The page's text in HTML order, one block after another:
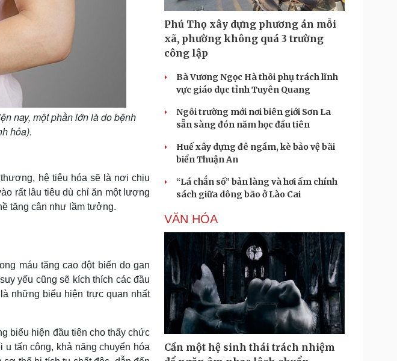
nay, một phần lớn là do bệnh
hỏa).
hệ tiêu hóa sẽ là nơi chịu
rất lâu tiêu dù chỉ ăn một lượng
tăng cân như lầm tưởng.
máu tăng cao đột biến do gan
yếu cũng sẽ kích thích các đầu
những biểu hiện trực quan nhất
biểu hiện đầu tiên cho thấy chức
tấn công, khả năng chuyển hóa
Phú Thọ xây dựng phương án mỗi
xã, phường không quá 3 trường
công lập
Bà Vương Ngọc Hà thôi phụ trách lĩnh
vực giáo dục tỉnh Tuyên Quang
Ngôi trường mới nơi biên giới Sơn La
sẵn sàng đón năm học đầu tiên
Huế xây dựng đê ngầm, kè bảo vệ bãi
biển Thuận An
“Lá chắn số” bản làng và hơi ấm chính
sách giữa dông bão ở Lào Cai
VĂN HÓA
Cần một hệ sinh thái trách nhiệm